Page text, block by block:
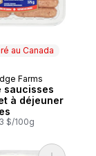
au Canada
Canada
Farms
saucisses
à déjeuner
$/100g